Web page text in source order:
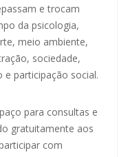
e trocam
da psicologia,
meio ambiente,
sociedade,
participação social.
para consultas e
gratuitamente aos
com